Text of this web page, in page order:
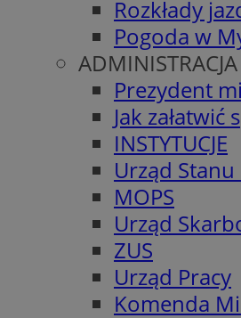
Rozkłady
Pogoda w
ADMINISTRACJA
Prezydent
Jak
INSTYTUCJE
Urząd
MOPS
Urząd
ZUS
Urząd Pracy
Komenda